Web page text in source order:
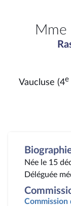
Mme
Vaucluse (4e
Née le 15
Déléguée